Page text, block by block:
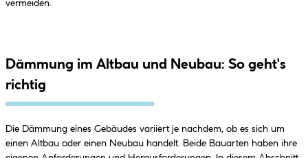
vermeiden.
Dämmung im Altbau und Neubau: So geht's
richtig
Die Dämmung eines Gebäudes variiert je nachdem, ob es sich um
einen Altbau oder einen Neubau handelt. Beide Bauarten haben ihre